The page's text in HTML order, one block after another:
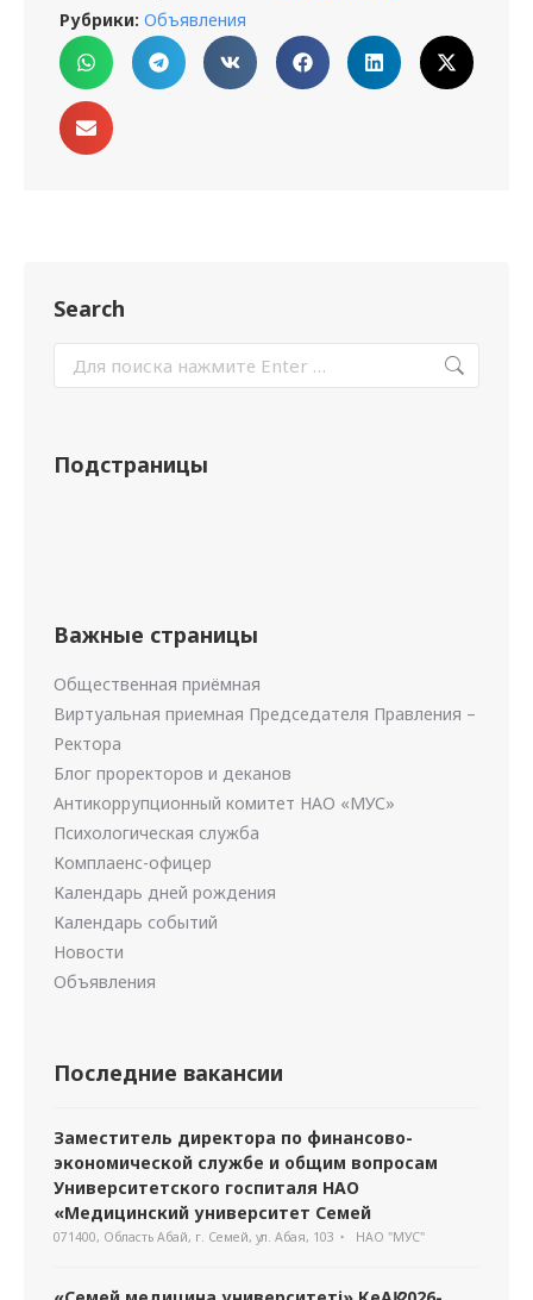
Рубрики: Объявления
Search
Подстраницы
Важные страницы
Общественная приёмная
Виртуальная приемная Председателя Правления –
Ректора
Блог проректоров и деканов
Антикоррупционный комитет НАО «МУС»
Психологическая служба
Комплаенс-офицер
Календарь дней рождения
Календарь событий
Новости
Объявления
Последние вакансии
Заместитель директора по финансово-
экономической службе и общим вопросам
Университетского госпиталя НАО
«Медицинский университет Семей
071400, Область Абай, г. Семей, ул. Абая, 103 НАО "МУС"